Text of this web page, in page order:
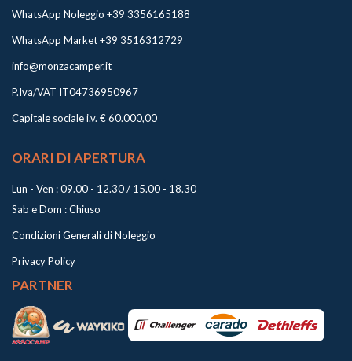
WhatsApp Noleggio +39 3356165188
WhatsApp Market +39 3516312729
info@monzacamper.it
P.Iva/VAT IT04736950967
Capitale sociale i.v. € 60.000,00
ORARI DI APERTURA
Lun - Ven : 09.00 - 12.30 / 15.00 - 18.30
Sab e Dom : Chiuso
Condizioni Generali di Noleggio
Privacy Policy
PARTNER